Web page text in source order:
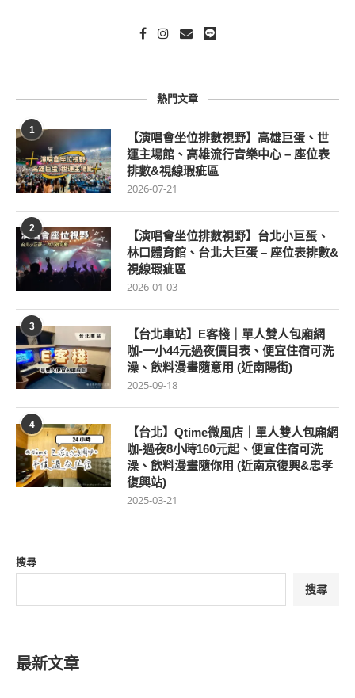
熱門文章
1
【演唱會坐位排數視野】高雄巨蛋、世
運主場館、高雄流行音樂中心 – 座位表
排數&視線瑕疵區
2026-07-21
2
【演唱會坐位排數視野】台北小巨蛋、
林口體育館、台北大巨蛋 – 座位表排數&
視線瑕疵區
2026-01-03
3
【台北車站】E客棧｜單人雙人包廂網
咖-一小44元過夜價目表、便宜住宿可洗
澡、飲料漫畫隨意用 (近南陽街)
2025-09-18
4
【台北】Qtime微風店｜單人雙人包廂網
咖-過夜8小時160元起、便宜住宿可洗
澡、飲料漫畫隨你用 (近南京復興&忠孝
復興站)
2025-03-21
搜尋
搜尋
最新文章